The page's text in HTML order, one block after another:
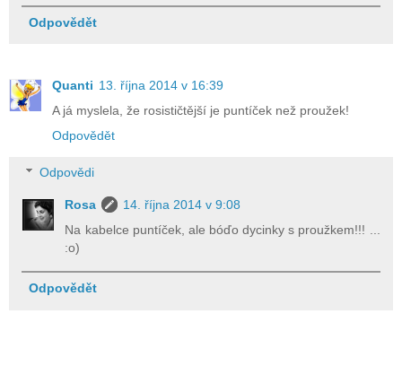
Odpovědět
Quanti 13. října 2014 v 16:39
A já myslela, že rosističtější je puntíček než proužek!
Odpovědět
Odpovědi
Rosa
14. října 2014 v 9:08
Na kabelce puntíček, ale bóďo dycinky s proužkem!!! ...
:o)
Odpovědět